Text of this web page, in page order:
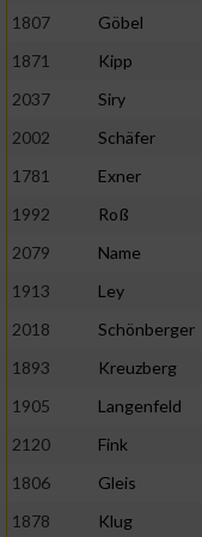
1807
Göbel
1871
Kipp
2037
Siry
2002
Schäfer
1781
Exner
1992
Roß
2079
Name
1913
Ley
2018
Schönberger
1893
Kreuzberg
1905
Langenfeld
2120
Fink
1806
Gleis
1878
Klug